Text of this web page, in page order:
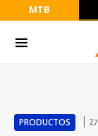
MTB
PRODUCTOS